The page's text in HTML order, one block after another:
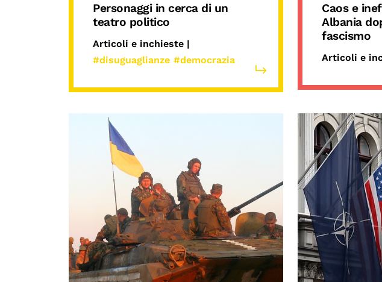
Personaggi in cerca di un
teatro politico
Articoli e inchieste |
#disuguaglianze #democrazia
Caos e
Albania
fascismo
Articoli e